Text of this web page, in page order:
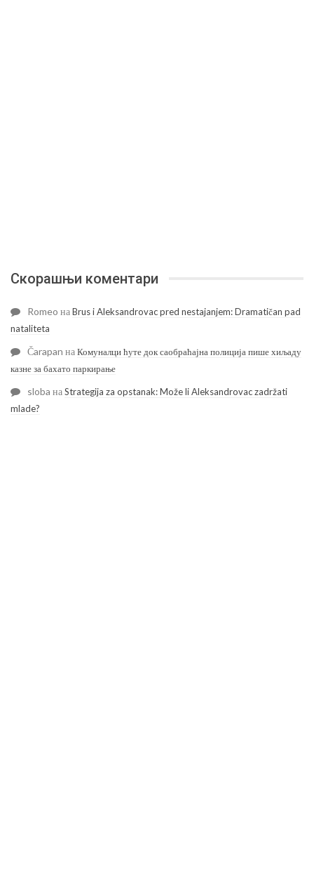
Скорашњи коментари
Romeo наBrus i Aleksandrovac pred nestajanjem: Dramatičan pad
nataliteta
Čarapan наКомуналци ћуте док саобраћајна полиција пише хиљаду
казне за бахато паркирање
sloba наStrategija za opstanak: Može li Aleksandrovac zadržati
mlade?